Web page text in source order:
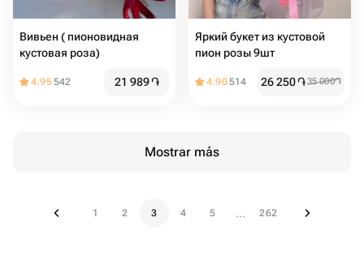
Вивьен ( пионовидная
кустовая роза)
4.95542 21 989֏
Яркий букет из кустовой
пион розы 9шт
4.90514 26 250֏35 000֏
Mostrar más
1 2 3 4 5 ... 262